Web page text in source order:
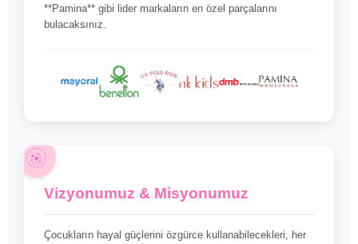
**Pamina** gibi lider markaların en özel parçalarını
bulacaksınız.
Vizyonumuz & Misyonumuz
Çocukların hayal güçlerini özgürce kullanabilecekleri, her